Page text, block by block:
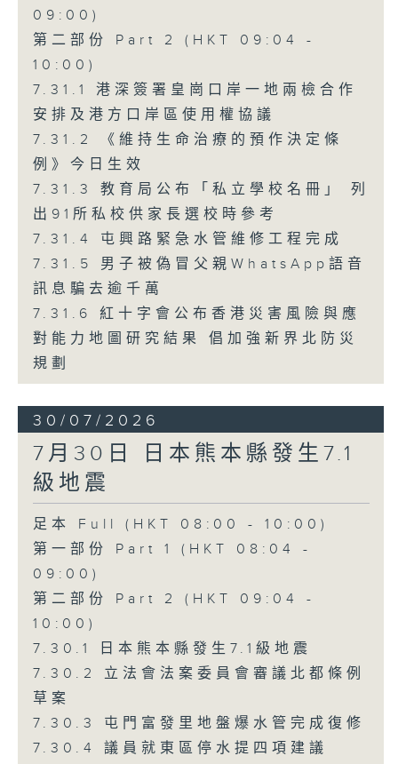
09:00)
第二部份 Part 2 (HKT 09:04 -
10:00)
7.31.1 港深簽署皇崗口岸一地兩檢合作
安排及港方口岸區使用權協議
7.31.2 《維持生命治療的預作決定條
例》今日生效
7.31.3 教育局公布「私立學校名冊」 列
出91所私校供家長選校時參考
7.31.4 屯興路緊急水管維修工程完成
7.31.5 男子被偽冒父親WhatsApp語音
訊息騙去逾千萬
7.31.6 紅十字會公布香港災害風險與應
對能力地圖研究結果 倡加強新界北防災
規劃
30/07/2026
7月30日 日本熊本縣發生7.1
級地震
足本 Full (HKT 08:00 - 10:00)
第一部份 Part 1 (HKT 08:04 -
09:00)
第二部份 Part 2 (HKT 09:04 -
10:00)
7.30.1 日本熊本縣發生7.1級地震
7.30.2 立法會法案委員會審議北都條例
草案
7.30.3 屯門富發里地盤爆水管完成復修
7.30.4 議員就東區停水提四項建議